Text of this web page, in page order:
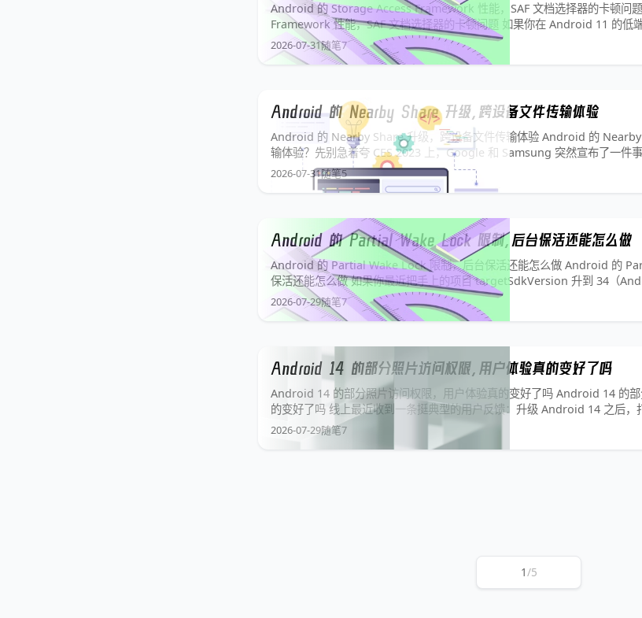
Android 的 Storage Access Framework 性能，SAF 文档选择器的卡顿问
Framework 性能，SAF 文档选择器的卡顿问题 如果你在 Android 11 的低
ACTION_OPEN_DOCUME
2026-07-31随笔7
Android 的 Nearby Share 升级，跨设备文件传输体验
Android 的 Nearby Share 升级，跨设备文件传输体验 Android 的
输体验？先别急着夸 CES 2023 上，Google 和 Samsung 突然宣布了一件
叫 Quick Share，而且要
2026-07-31随笔5
Android 的 Partial Wake Lock 限制，后台保活还能怎么做
Android 的 Partial Wake Lock 限制，后台保活还能怎么做 Android 的
保活还能怎么做 如果你最近把手上的项目 targetSdkVersion 升到 34（
需要在后台持续跑任务的需求，
2026-07-29随笔7
Android 14 的部分照片访问权限，用户体验真的变好了吗
Android 14 的部分照片访问权限，用户体验真的变好了吗 Android 14 的
的变好了吗 线上最近收到一条挺典型的用户反馈：升级 Android 14 之后，
手机相册里明明存了两千多张。客服排查了一圈，网络正常、存储空间充足、
2026-07-29随笔7
1/5